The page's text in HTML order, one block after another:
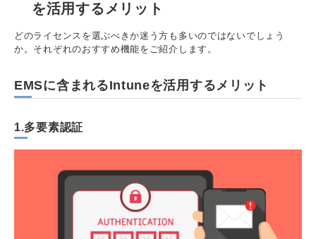
を活用するメリット
どのライセンスを選ぶべきか迷う方も多いのではないでしょう
か。それぞれのおすすめ機能をご紹介します。
EMSに含まれるIntuneを活用するメリット
1.多要素認証